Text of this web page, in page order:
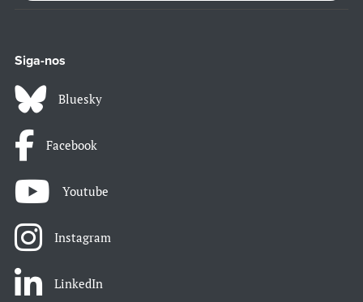
Siga-nos
Bluesky
Facebook
Youtube
Instagram
LinkedIn